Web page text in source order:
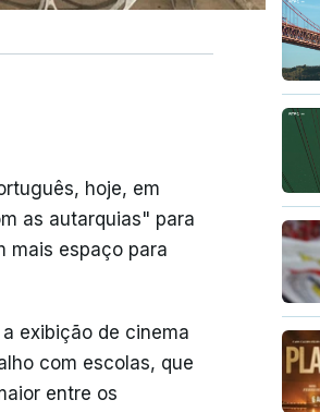
hoje, em
as autarquias" para
mais espaço para
exibição de cinema
com escolas, que
entre os